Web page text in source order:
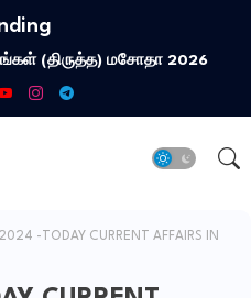
(திருத்த) மசோதா 2026
-TODAY CURRENT AFFAIRS IN